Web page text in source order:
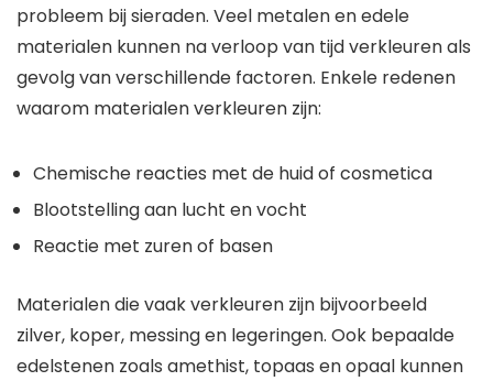
probleem bij sieraden. Veel metalen en edele
materialen kunnen na verloop van tijd verkleuren als
gevolg van verschillende factoren. Enkele redenen
waarom materialen verkleuren zijn:
Chemische reacties met de huid of cosmetica
Blootstelling aan lucht en vocht
Reactie met zuren of basen
Materialen die vaak verkleuren zijn bijvoorbeeld
zilver, koper, messing en legeringen. Ook bepaalde
edelstenen zoals amethist, topaas en opaal kunnen